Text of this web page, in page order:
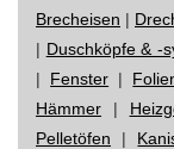
Brecheisen |
| Duschköpfe & -
| Fenster |
Hämmer |
Pelletöfen |